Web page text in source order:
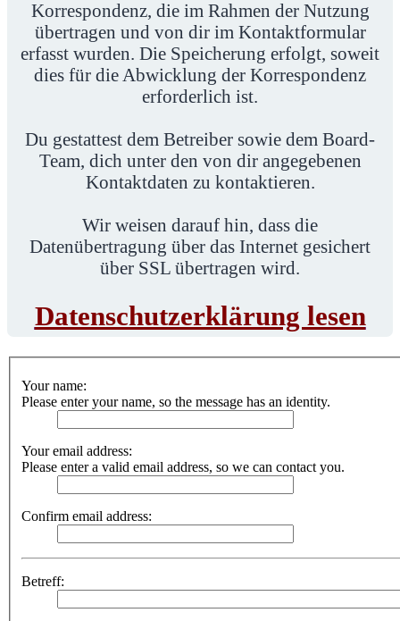
Korrespondenz, die im Rahmen der Nutzung
übertragen und von dir im Kontaktformular
erfasst wurden. Die Speicherung erfolgt, soweit
dies für die Abwicklung der Korrespondenz
erforderlich ist.
Du gestattest dem Betreiber sowie dem Board-
Team, dich unter den von dir angegebenen
Kontaktdaten zu kontaktieren.
Wir weisen darauf hin, dass die
Datenübertragung über das Internet gesichert
über SSL übertragen wird.
Datenschutzerklärung lesen
Your name:
Please enter your name, so the message has an identity.
Your email address:
Please enter a valid email address, so we can contact you.
Confirm email address:
Betreff: